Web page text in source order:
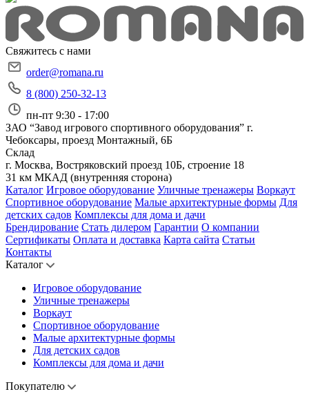
Свяжитесь с нами
order@romana.ru
8 (800) 250-32-13
пн-пт 9:30 - 17:00
ЗАО “Завод игрового спортивного оборудования” г.
Чебоксары, проезд Монтажный, 6Б
Склад
г. Москва, Востряковский проезд 10Б, строение 18
31 км МКАД (внутренняя сторона)
Каталог Игровое оборудование Уличные тренажеры Воркаут
Спортивное оборудование Малые архитектурные формы Для
детских садов Комплексы для дома и дачи
Брендирование Стать дилером Гарантии О компании
Сертификаты Оплата и доставка Карта сайта Статьи
Контакты
Каталог
Игровое оборудование
Уличные тренажеры
Воркаут
Спортивное оборудование
Малые архитектурные формы
Для детских садов
Комплексы для дома и дачи
Покупателю